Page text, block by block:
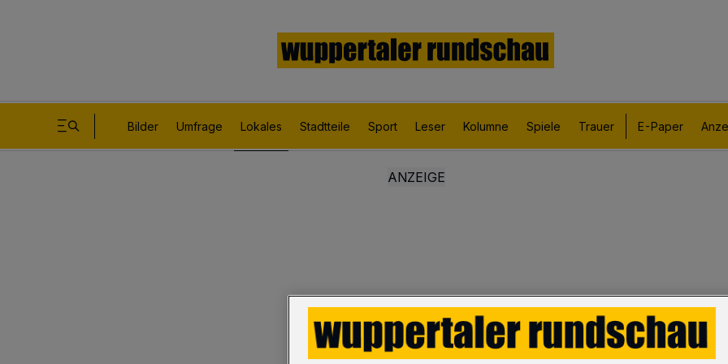
Bilder Umfrage Lokales Stadtteile Sport Leser Kolumne Spiele Trauer E-Paper